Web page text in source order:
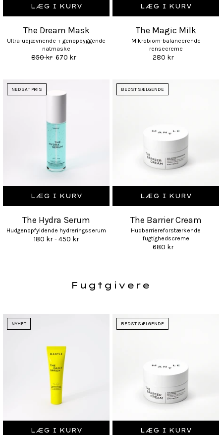
LÆG I KURV
The Dream Mask
Ultra-udjævnende + genopbyggende
natmaske
850 kr 670 kr
LÆG I KURV
The Magic Milk
Mikrobiom-balancerende
rensecreme
280 kr
LÆG I KURV
NEDSAT PRIS
The Hydra Serum
Hudgenopfyldende hydreringsserum
180 kr - 450 kr
LÆG I KURV
BEDST SÆLGENDE
The Barrier Cream
Hudbarriereforstærkende
fugtighedscreme
680 kr
Fugtgivere
LÆG I KURV
NYHET
LÆG I KURV
BEDST SÆLGENDE